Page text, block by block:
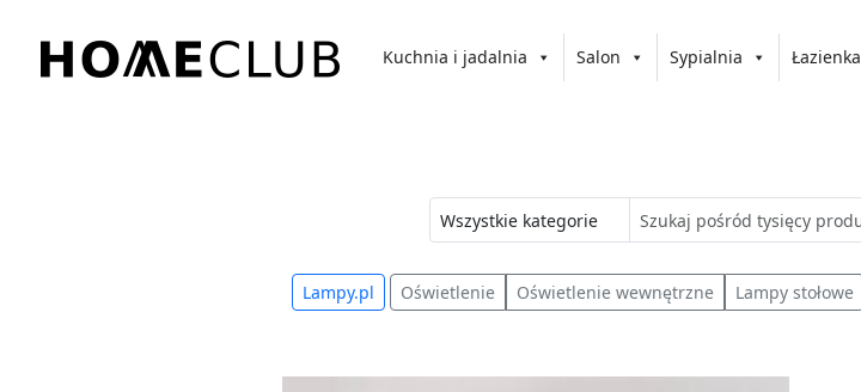
treści
Kuchnia i jadalnia Salon Sypialnia Łazienka
Lampy.pl Oświetlenie Oświetlenie wewnętrzne Lampy stołowe